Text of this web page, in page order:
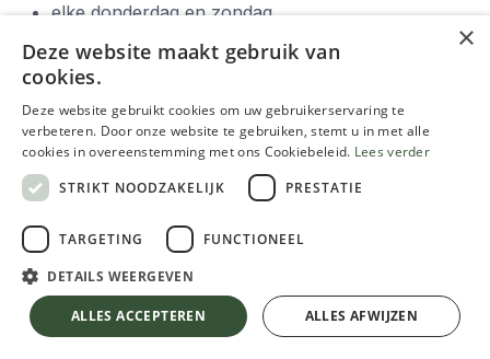
elke donderdag en zondag,
zaterdag 15 augustus.
Zoek je hulp om de meest geschikte verf te
kiezen?
Gebruik onze verfwijzer
×
Deze website maakt gebruik van
cookies.
Deze website gebruikt cookies om uw gebruikerservaring te
verbeteren. Door onze website te gebruiken, stemt u in met alle
cookies in overeenstemming met ons Cookiebeleid. Lees verder
STRIKT NOODZAKELIJK
PRESTATIE
TARGETING FUNCTIONEEL
DETAILS WEERGEVEN
ALLES ACCEPTEREN ALLES AFWIJZEN